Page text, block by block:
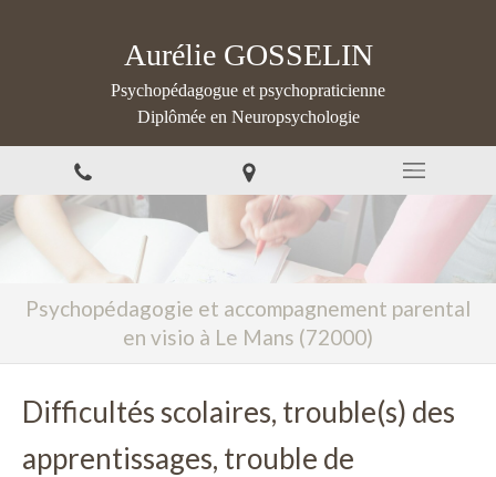
Aurélie GOSSELIN
Psychopédagogue et psychopraticienne
Diplômée en Neuropsychologie
Psychopédagogie et accompagnement parental
en visio à Le Mans (72000)
Difficultés scolaires, trouble(s) des
apprentissages, trouble de